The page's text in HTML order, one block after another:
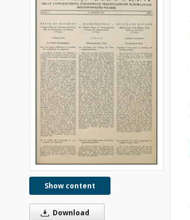
Show content
Download